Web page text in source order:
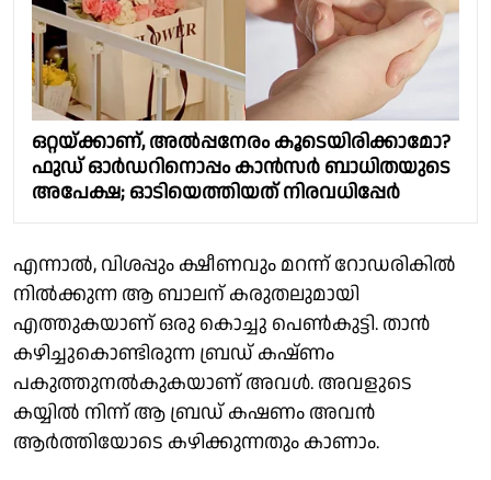
ഒറ്റയ്ക്കാണ്, അൽപ്പനേരം കൂടെയിരിക്കാമോ?
ഫുഡ് ഓർഡറിനൊപ്പം കാൻസർ ബാധിതയുടെ
അപേക്ഷ; ഓടിയെത്തിയത് നിരവധിപ്പേർ
എന്നാൽ, വിശപ്പും ക്ഷീണവും മറന്ന് റോഡരികിൽ
നിൽക്കുന്ന ആ ബാലന് കരുതലുമായി
എത്തുകയാണ് ഒരു കൊച്ചു പെൺകുട്ടി. താൻ
കഴിച്ചുകൊണ്ടിരുന്ന ബ്രഡ് കഷ്ണം
പകുത്തുനൽകുകയാണ് അവൾ. അവളുടെ
കയ്യിൽ നിന്ന് ആ ബ്രഡ് കഷണം അവൻ
ആർത്തിയോടെ കഴിക്കുന്നതും കാണാം.